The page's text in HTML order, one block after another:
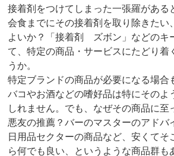
接着剤をつけてしまった一張羅がある
会食までにその接着剤を取り除きたい
よいか？「接着剤 ズボン」などのキ
て、特定の商品・サービスにたどり着
うか。
特定ブランドの商品が必要になる場合
バコやお酒などの嗜好品は特にそのよ
しれません。でも、なぜその商品に至
悪友の推薦？バーのマスターのアドバ
日用品セクターの商品など、安くてそ
ら何でも良い、というような商品群も